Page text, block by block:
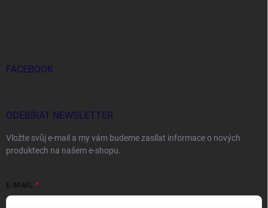
FACEBOOK
ODEBÍRAT NEWSLETTER
Vložte svůj e-mail a my vám budeme zasílat informace o nových
produktech na našem e-shopu.
E-MAIL